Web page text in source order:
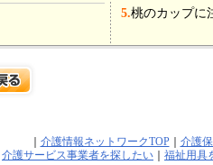
5.桃のカップに
介護情報ネットワークTOP｜ 介護
介護サービス事業者を探したい 福祉用具